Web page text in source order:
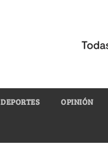
DEPORTES OPINIÓN